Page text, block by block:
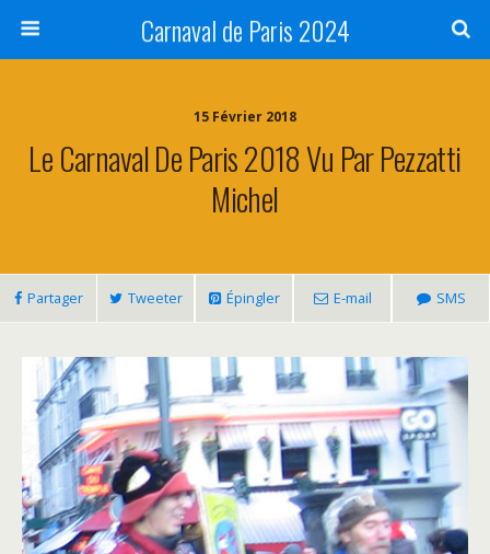
Carnaval de Paris 2024
15 Février 2018
Le Carnaval De Paris 2018 Vu Par Pezzatti
Michel
Partager Tweeter Épingler E-mail SMS